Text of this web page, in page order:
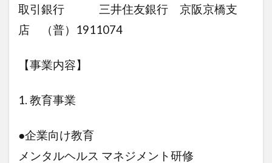
取引銀行 三井住友銀行 京阪京橋支
店 （普）1911074
【事業内容】
1. 教育事業
●企業向け教育
メンタルヘルス マネジメント研修